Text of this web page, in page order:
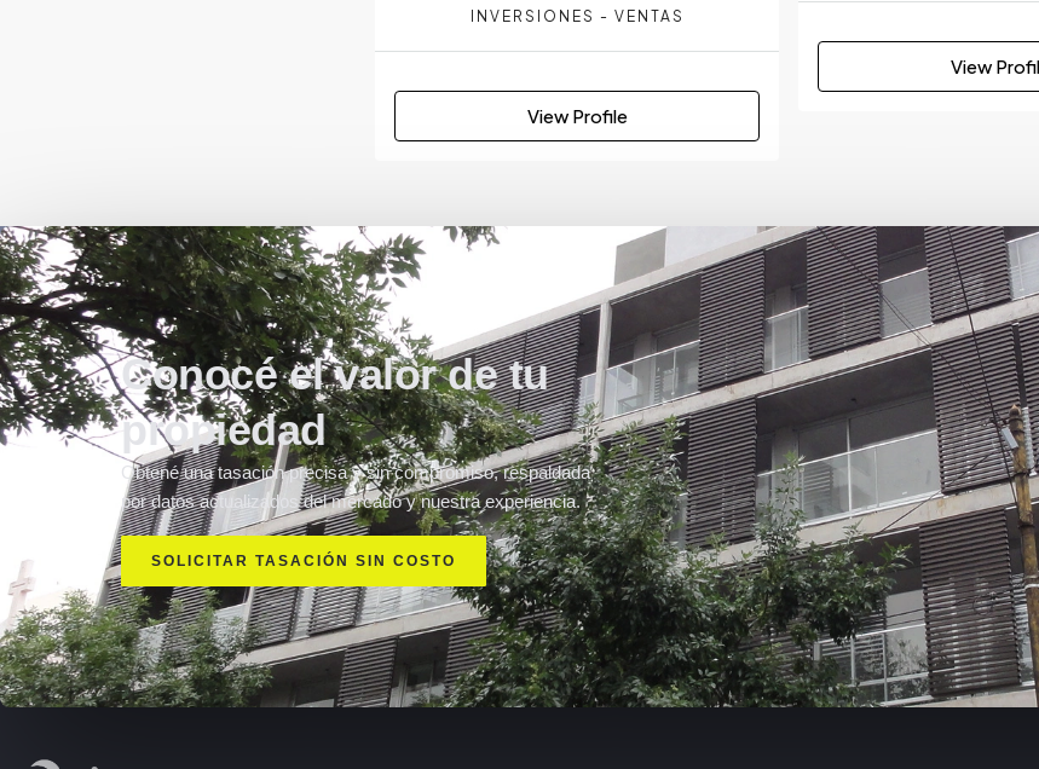
INVERSIONES - VENTAS
View Profile
View
Conocé el valor de tu
propiedad
Obtené una tasación precisa y sin compromiso, respaldada
por datos actualizados del mercado y nuestra experiencia.
SOLICITAR TASACIÓN SIN COSTO